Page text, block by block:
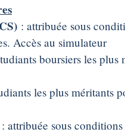
: attribuée sous
Accès au simulateur
boursiers les
les plus méritants
: attribuée sous